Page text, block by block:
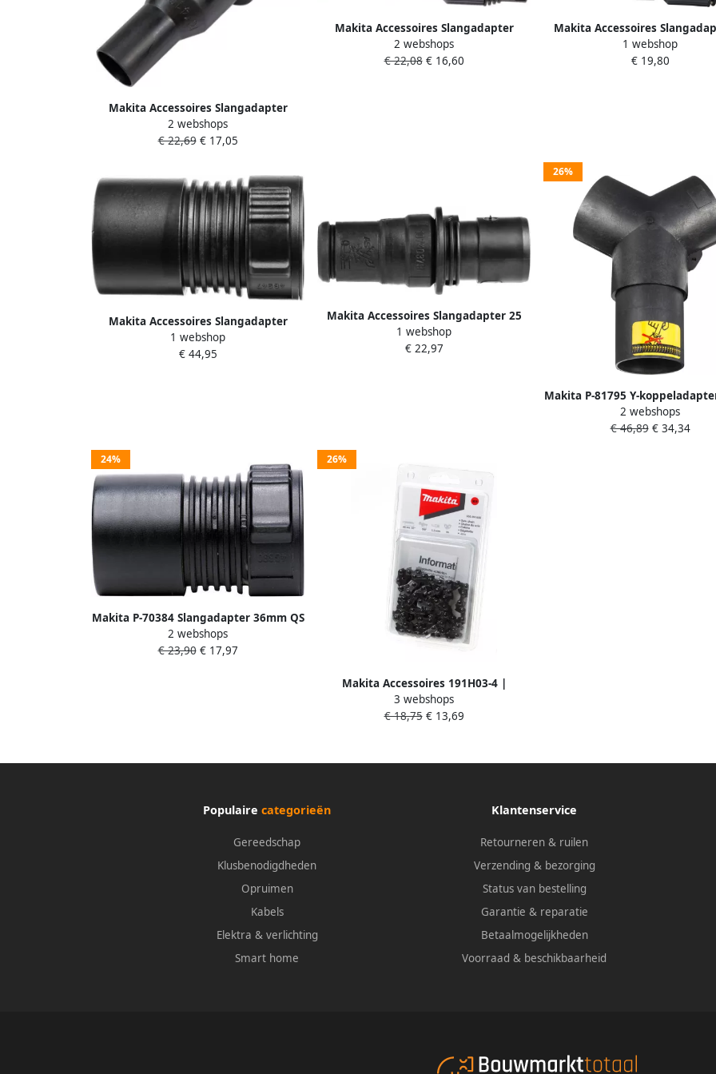
Makita Accessoires Slangadapter
22mm QS W107418678
2 webshops
€ 22,69€ 17,05
Makita Accessoires Slangadapter
22mm m regelaar W107418661
2 webshops
€ 22,08€ 16,60
Makita Accessoires
regelaar P-81745
1 webshop
€ 19,80
Makita Accessoires Slangadapter
32mm [Machine] W46947
1 webshop
€ 44,95
Makita Accessoires Slangadapter 25
35mm [Machine] P-70378
1 webshop
€ 22,97
26%
Makita P-81795 Y-
| Mtools
2 webshops
€ 46,89€ 34,34
24%
Makita P-70384 Slangadapter 36mm QS
[Machine] | Mtools
2 webshops
€ 23,90€ 17,97
26%
Makita Accessoires 191H03-4 |
Zaagketting 400mm 191H03-4
3 webshops
€ 18,75€ 13,69
Populaire categorieën
Gereedschap
Klusbenodigdheden
Opruimen
Kabels
Elektra & verlichting
Smart home
Klantenservice
Retourneren & ruilen
Verzending & bezorging
Status van bestelling
Garantie & reparatie
Betaalmogelijkheden
Voorraad & beschikbaarheid